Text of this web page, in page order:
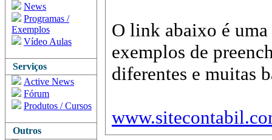
News
Programas /
Exemplos
Vídeo Aulas
Serviços
Active News
Fórum
Produtos / Cursos
Outros
O link abaixo é uma
exemplos de
diferentes e muitas